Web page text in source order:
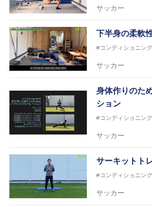
「一人一人の健康な人
として掲げ、世の中の
からサポートし、一人
生きと」生きる、そん
ている。
サッカー
下半身の柔軟
#コンディショニング
サッカー
身体作りのた
ション
#コンディショニング
サッカー
サーキットト
#コンディショニング
サッカー